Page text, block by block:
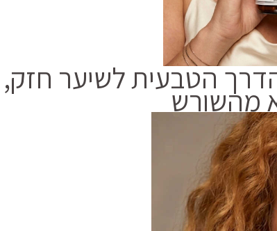
הדרך הטבעית לשיער חזק,
מהשורש